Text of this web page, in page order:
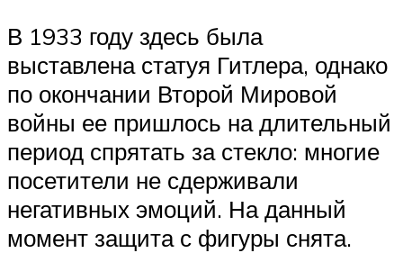
В 1933 году здесь была
выставлена статуя Гитлера, однако
по окончании Второй Мировой
войны ее пришлось на длительный
период спрятать за стекло: многие
посетители не сдерживали
негативных эмоций. На данный
момент защита с фигуры снята.